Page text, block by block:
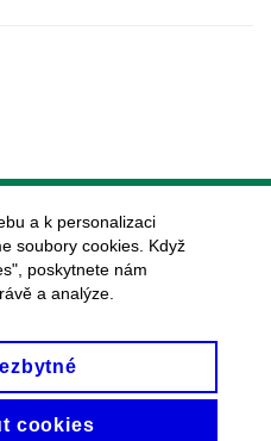
a k personalizaci
soubory cookies. Když
poskytnete nám
a analýze.
cookies